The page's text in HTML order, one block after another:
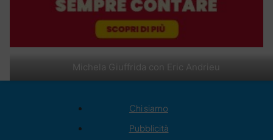
Michela Giuffrida con Eric Andrieu
Chi siamo
Pubblicità